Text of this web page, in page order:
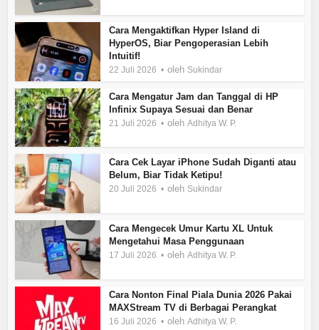
Cara Mengaktifkan Hyper Island di
HyperOS, Biar Pengoperasian Lebih
Intuitif!
22 Juli 2026 oleh Sukindar
Cara Mengatur Jam dan Tanggal di HP
Infinix Supaya Sesuai dan Benar
21 Juli 2026 olehAdhitya W. P.
Cara Cek Layar iPhone Sudah Diganti atau
Belum, Biar Tidak Ketipu!
20 Juli 2026 oleh Sukindar
Cara Mengecek Umur Kartu XL Untuk
Mengetahui Masa Penggunaan
17 Juli 2026 olehAdhitya W. P.
Cara Nonton Final Piala Dunia 2026 Pakai
MAXStream TV di Berbagai Perangkat
16 Juli 2026 olehAdhitya W. P.